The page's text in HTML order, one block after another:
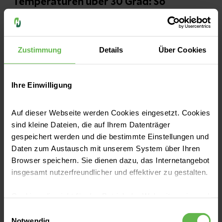
Zustimmung Details Über Cookies
Ihre Einwilligung
Auf dieser Webseite werden Cookies eingesetzt. Cookies
sind kleine Dateien, die auf Ihrem Datenträger
gespeichert werden und die bestimmte Einstellungen und
Daten zum Austausch mit unserem System über Ihren
Browser speichern. Sie dienen dazu, das Internetangebot
insgesamt nutzerfreundlicher und effektiver zu gestalten.
eingesetzt werden.
schützen Sie sich und andere vor den
Die Sonne scheint, die Temperaturen steigen
heißesten Seite. Was für viele Menschen nach
bedeutet für den Körper eine erhebliche
Belastung. Besonders bei Temperaturen von
über 30 Grad können Kreislaufprobleme,
Flüssigkeitsmangel und hitzebedingte
Erkrankungen auftreten. Auch in den
Notaufnahmen der Helios Bördeklinik und der
Jetzt lesen